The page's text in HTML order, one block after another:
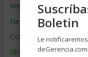
Webs de Gerencia
Negocios por País
Colaboradores de
Glosario
Boletin
Le
deGerencia.com